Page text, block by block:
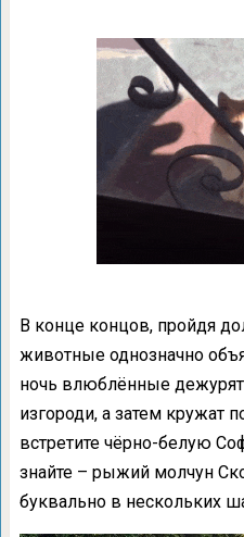
В конце концов, пройдя
животные однозначно
ночь влюблённые
изгороди, а затем кружат
встретите чёрно-белую
знайте – рыжий молчун
буквально в нескольких